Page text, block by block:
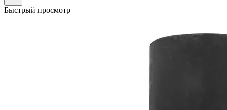
Быстрый просмотр